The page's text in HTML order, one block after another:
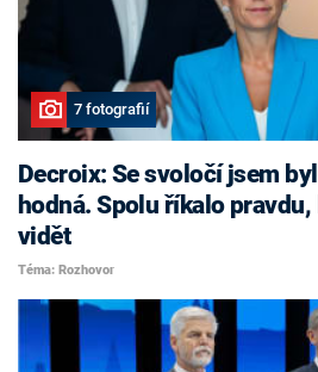
7 fotografií
Decroix: Se svoločí jsem
hodná. Spolu říkalo
vidět
Téma: Rozhovor